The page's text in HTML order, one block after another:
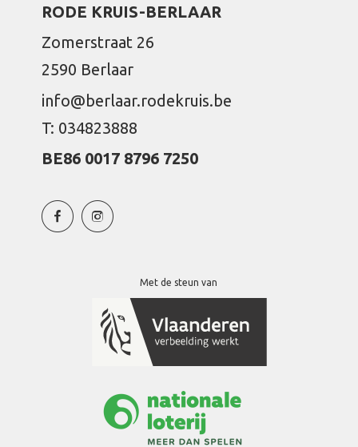
RODE KRUIS-BERLAAR
Zomerstraat 26
2590 Berlaar
info@berlaar.rodekruis.be
T: 034823888
BE86 0017 8796 7250
Met de steun van